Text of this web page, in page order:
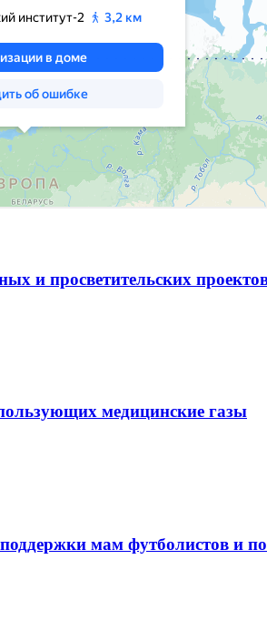
и просветительских
медицинские газы
мам футболистов и